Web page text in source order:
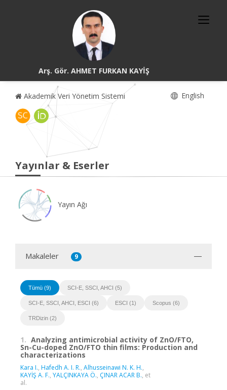
Arş. Gör. AHMET FURKAN KAYİŞ
Akademik Veri Yönetim Sistemi English
Yayınlar & Eserler
Yayın Ağı
Makaleler 9
Tümü (9) SCI-E, SSCI, AHCI (5)
SCI-E, SSCI, AHCI, ESCI (6) ESCI (1) Scopus (6)
TRDizin (2)
1. Analyzing antimicrobial activity of ZnO/FTO,
Sn-Cu-doped ZnO/FTO thin films: Production and
characterizations
Kara I., Hafedh A. I. R., Alhusseinawi N. K. H.,
KAYİŞ A. F., YALÇINKAYA Ö., ÇINAR ACAR B., et
al.